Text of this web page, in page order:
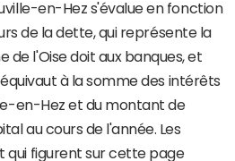
en-Hez s'évalue en fonction
de la dette, qui représente la
de l'Oise doit aux banques, et
à la somme des intérêts
en-Hez et du montant de
au cours de l'année. Les
qui figurent sur cette page